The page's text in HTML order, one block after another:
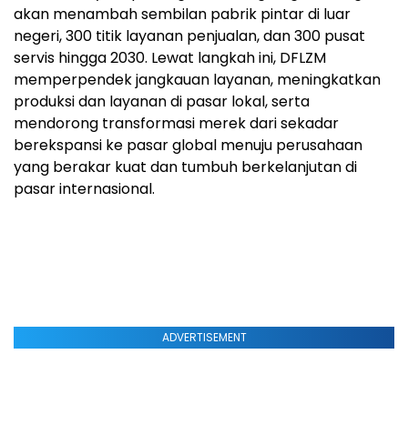
akan menambah sembilan pabrik pintar di luar
negeri, 300 titik layanan penjualan, dan 300 pusat
servis hingga 2030. Lewat langkah ini, DFLZM
memperpendek jangkauan layanan, meningkatkan
produksi dan layanan di pasar lokal, serta
mendorong transformasi merek dari sekadar
berekspansi ke pasar global menuju perusahaan
yang berakar kuat dan tumbuh berkelanjutan di
pasar internasional.
ADVERTISEMENT